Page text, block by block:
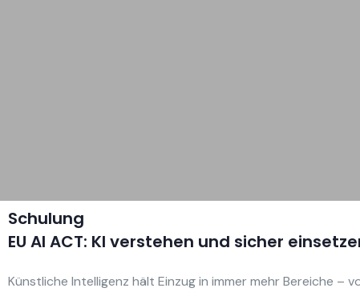
Schulung
EU AI ACT: KI verstehen und sicher
Künstliche Intelligenz hält Einzug in immer mehr Bereiche